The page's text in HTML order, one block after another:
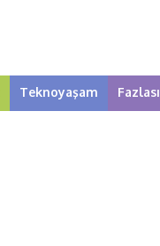
Teknoyaşam Fazlası